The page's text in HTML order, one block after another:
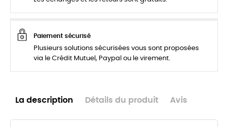
Paiement sécurisé
Plusieurs solutions sécurisées vous sont proposées
via le Crédit Mutuel, Paypal ou le virement.
La description Détails du produit Avis